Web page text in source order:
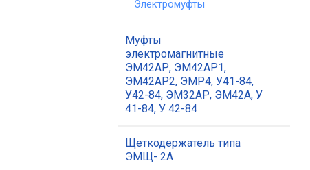
Электромуфты
Муфты
электромагнитные
ЭМ42АР, ЭМ42АР1,
ЭМ42АР2, ЭМР4, У41-84,
У42-84, ЭМ32АР, ЭМ42А, У
41-84, У 42-84
Щеткодержатель типа
ЭМЩ- 2А